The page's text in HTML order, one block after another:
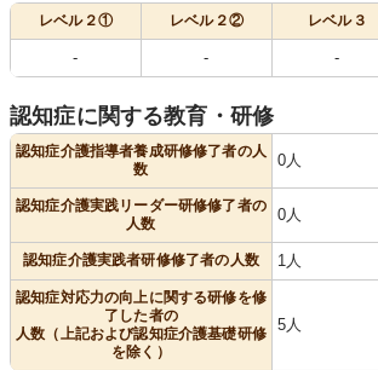
レベル２① レベル２② レベル３
- - -
認知症に関する教育・研修
認知症介護指導者養成研修修了者の人
数
0人
認知症介護実践リーダー研修修了者の
人数
0人
認知症介護実践者研修修了者の人数 1人
認知症対応力の向上に関する研修を修
了した者の
人数（上記および認知症介護基礎研修
を除く）
5人